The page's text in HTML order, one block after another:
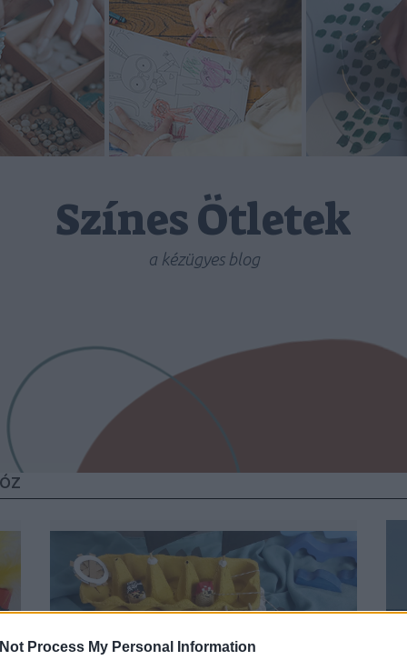
Process My Personal Information
Színes Ötletek
a kézügyes blog